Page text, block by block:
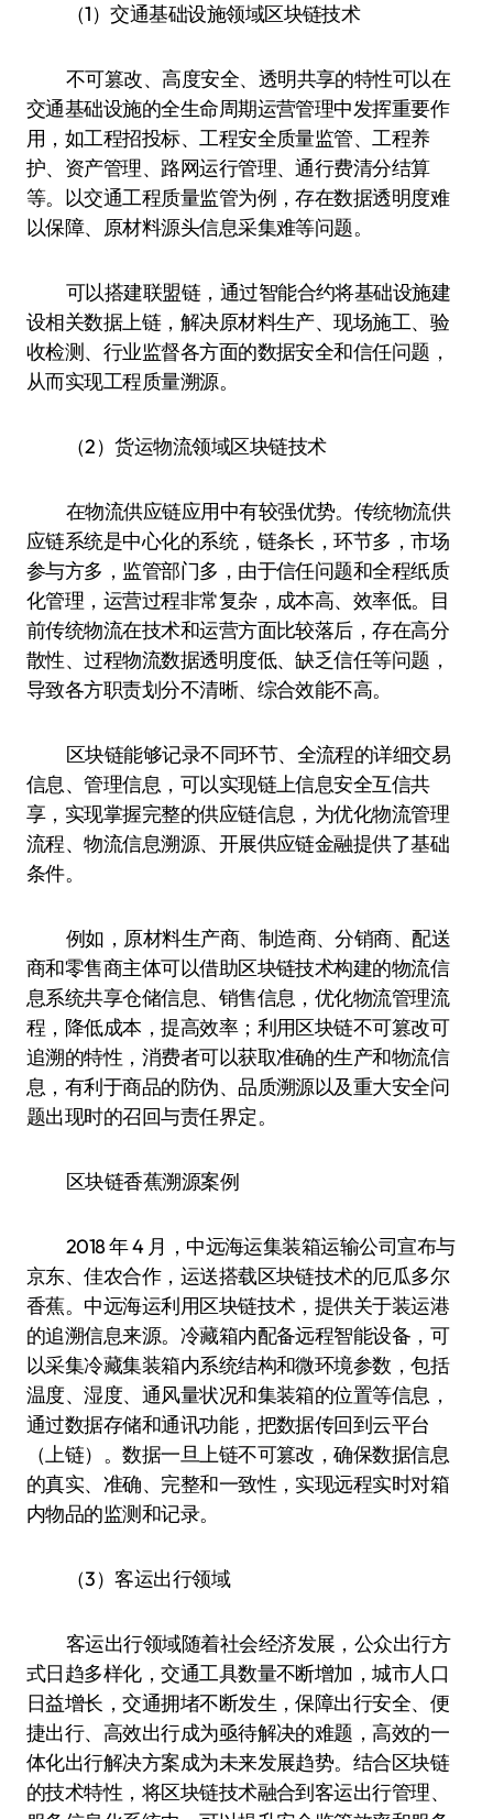
（1）交通基础设施领域区块链技术
不可篡改、高度安全、透明共享的特性可以在
交通基础设施的全生命周期运营管理中发挥重要作
用，如工程招投标、工程安全质量监管、工程养
护、资产管理、路网运行管理、通行费清分结算
等。以交通工程质量监管为例，存在数据透明度难
以保障、原材料源头信息采集难等问题。
可以搭建联盟链，通过智能合约将基础设施建
设相关数据上链，解决原材料生产、现场施工、验
收检测、行业监督各方面的数据安全和信任问题，
从而实现工程质量溯源。
（2）货运物流领域区块链技术
在物流供应链应用中有较强优势。传统物流供
应链系统是中心化的系统，链条长，环节多，市场
参与方多，监管部门多，由于信任问题和全程纸质
化管理，运营过程非常复杂，成本高、效率低。目
前传统物流在技术和运营方面比较落后，存在高分
散性、过程物流数据透明度低、缺乏信任等问题，
导致各方职责划分不清晰、综合效能不高。
区块链能够记录不同环节、全流程的详细交易
信息、管理信息，可以实现链上信息安全互信共
享，实现掌握完整的供应链信息，为优化物流管理
流程、物流信息溯源、开展供应链金融提供了基础
条件。
例如，原材料生产商、制造商、分销商、配送
商和零售商主体可以借助区块链技术构建的物流信
息系统共享仓储信息、销售信息，优化物流管理流
程，降低成本，提高效率；利用区块链不可篡改可
追溯的特性，消费者可以获取准确的生产和物流信
息，有利于商品的防伪、品质溯源以及重大安全问
题出现时的召回与责任界定。
区块链香蕉溯源案例
2018 年 4 月，中远海运集装箱运输公司宣布与
京东、佳农合作，运送搭载区块链技术的厄瓜多尔
香蕉。中远海运利用区块链技术，提供关于装运港
的追溯信息来源。冷藏箱内配备远程智能设备，可
以采集冷藏集装箱内系统结构和微环境参数，包括
温度、湿度、通风量状况和集装箱的位置等信息，
通过数据存储和通讯功能，把数据传回到云平台
（上链）。数据一旦上链不可篡改，确保数据信息
的真实、准确、完整和一致性，实现远程实时对箱
内物品的监测和记录。
（3）客运出行领域
客运出行领域随着社会经济发展，公众出行方
式日趋多样化，交通工具数量不断增加，城市人口
日益增长，交通拥堵不断发生，保障出行安全、便
捷出行、高效出行成为亟待解决的难题，高效的一
体化出行解决方案成为未来发展趋势。结合区块链
的技术特性，将区块链技术融合到客运出行管理、